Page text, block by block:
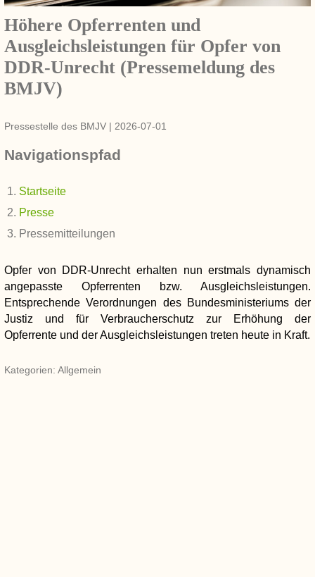
Höhere Opferrenten und
Ausgleichsleistungen für Opfer von
DDR-Unrecht (Pressemeldung des
BMJV)
Pressestelle des BMJV | 2026-07-01
Navigationspfad
Startseite
Presse
Pressemitteilungen
Opfer von DDR-Unrecht erhalten nun erstmals dynamisch
angepasste Opferrenten bzw. Ausgleichsleistungen.
Entsprechende Verordnungen des Bundesministeriums der
Justiz und für Verbraucherschutz zur Erhöhung der
Opferrente und der Ausgleichsleistungen treten heute in Kraft.
Kategorien: Allgemein